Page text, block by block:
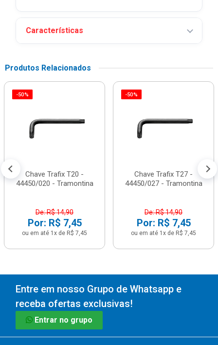
Características
Produtos Relacionados
-50%
Chave Trafix T20 -
44450/020 - Tramontina
De: R$ 14,90
Por: R$ 7,45
ou em até 1x de R$ 7,45
-50%
Chave Trafix T27 -
44450/027 - Tramontina
De: R$ 14,90
Por: R$ 7,45
ou em até 1x de R$ 7,45
Entre em nosso Grupo de Whatsapp e
receba ofertas exclusivas!
Entrar no grupo